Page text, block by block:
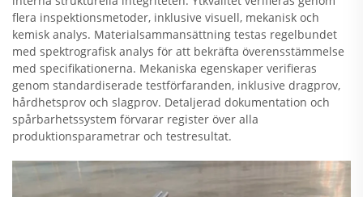
flera inspektionsmetoder, inklusive visuell, mekanisk och
kemisk analys. Materialsammansättning testas regelbundet
med spektrografisk analys för att bekräfta överensstämmelse
med specifikationerna. Mekaniska egenskaper verifieras
genom standardiserade testförfaranden, inklusive dragprov,
hårdhetsprov och slagprov. Detaljerad dokumentation och
spårbarhetssystem förvarar register över alla
produktionsparametrar och testresultat.